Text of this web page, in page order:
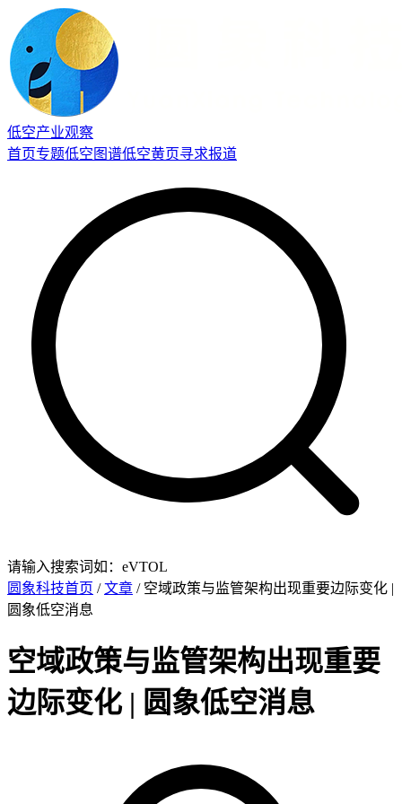
低空产业观察
首页专题低空图谱低空黄页寻求报道
请输入搜索词如：eVTOL
圆象科技首页 /文章 / 空域政策与监管架构出现重要边际变化 |
圆象低空消息
空域政策与监管架构出现重要
边际变化 | 圆象低空消息